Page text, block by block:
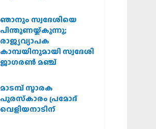
ഞാനും സ്വദേശിയെ
പിന്തുണയ്ക്കുന്നു;
രാജ്യവ്യാപക
കാമ്പയിനുമായി സ്വദേശി
ജാഗരണ്‍ മഞ്ച്
മാടമ്പ് സ്മാരക
പുരസ്‌കാരം പ്രമോദ്
വെളിയനാടിന്